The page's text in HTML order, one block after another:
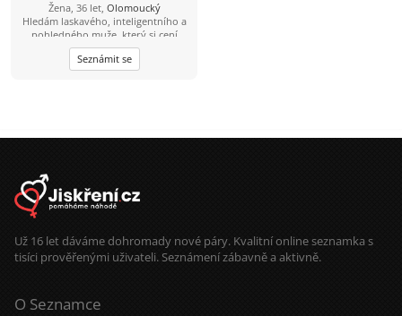
Žena, 36 let, Olomoucký
Hledám laskavého, inteligentního a
pohledného muže, který si cení
upřímnosti a miluje pohodlí.
Seznámit se
Už 16 let dáváme dohromady nové páry. Kvalitní online seznamka s
tisíci prověřenými uživateli. Seznámení zábavně a aktivně.
O Seznamce